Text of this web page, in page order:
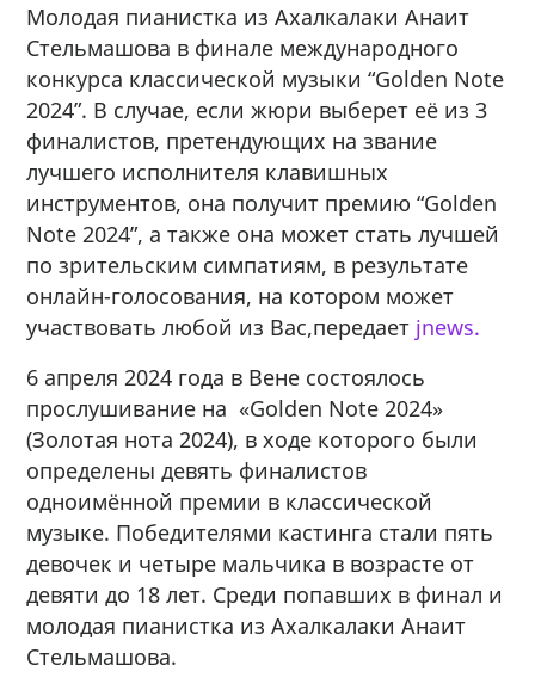
Молодая пианистка из Ахалкалаки Анаит
Стельмашова в финале международного
конкурса классической музыки “Golden Note
2024”. В случае, если жюри выберет её из 3
финалистов, претендующих на звание
лучшего исполнителя клавишных
инструментов, она получит премию “Golden
Note 2024”, а также она может стать лучшей
по зрительским симпатиям, в результате
онлайн-голосования, на котором может
участвовать любой из Вас,передает jnews.
6 апреля 2024 года в Вене состоялось
прослушивание на «Golden Note 2024»
(Золотая нота 2024), в ходе которого были
определены девять финалистов
одноимённой премии в классической
музыке. Победителями кастинга стали пять
девочек и четыре мальчика в возрасте от
девяти до 18 лет. Среди попавших в финал и
молодая пианистка из Ахалкалаки Анаит
Стельмашова.